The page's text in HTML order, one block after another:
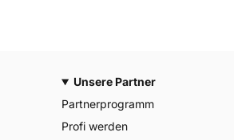
Unsere Partner
Partnerprogramm
Profi werden